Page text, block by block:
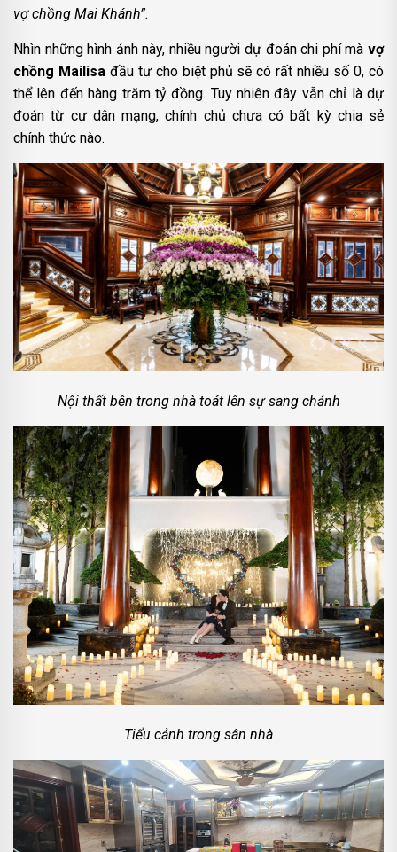
vợ chồng Mai Khánh”.
Nhìn những hình ảnh này, nhiều người dự đoán chi phí mà vợ
chồng Mailisa đầu tư cho biệt phủ sẽ có rất nhiều số 0, có
thể lên đến hàng trăm tỷ đồng. Tuy nhiên đây vẫn chỉ là dự
đoán từ cư dân mạng, chính chủ chưa có bất kỳ chia sẻ
chính thức nào.
Nội thất bên trong nhà toát lên sự sang chảnh
Tiểu cảnh trong sân nhà